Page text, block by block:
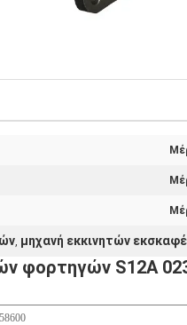
, μηχανή εκκινητών
φορτηγών S12A